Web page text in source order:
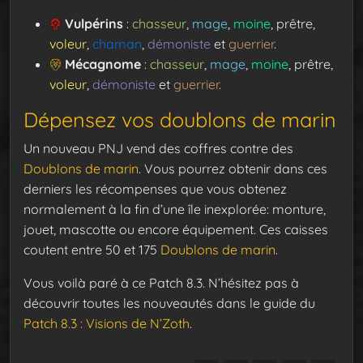
Vulpérins : chasseur mage moine , prêtre,
voleur chaman démoniste et guerrier.
Mécagnome : chasseur mage moine , prêtre,
voleur démoniste et guerrier.
Dépensez vos doublons de marin
Un nouveau PNJ vend des coffres contre des
Doublons de marin. Vous pourrez obtenir dans ces
derniers les récompenses que vous obtenez
normalement à la fin d’une île inexplorée: monture,
jouet, mascotte ou encore équipement. Ces caisses
coutent entre 50 et 175 Doublons de marin.
Vous voilà paré à ce Patch 8.3. N’hésitez pas à
découvrir toutes les nouveautés dans le guide du
Patch 8.3 : Visions de N’Zoth.